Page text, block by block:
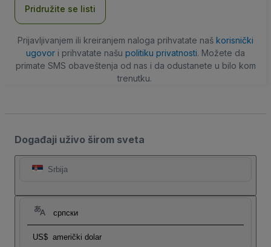
Pridružite se listi
Prijavljivanjem ili kreiranjem naloga prihvatate naš korisnički
ugovor i prihvatate našu politiku privatnosti. Možete da
primate SMS obaveštenja od nas i da odustanete u bilo kom
trenutku.
Događaji uživo širom sveta
Srbija
српски
US$ američki dolar